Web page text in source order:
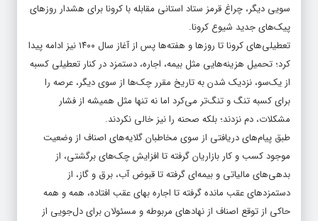
سویی دیگر، چراغ قرمز ستاد استانی مقابله با کرونا برای هشدار روزهای
پیک‌های جدید شیوع کرونا.
تعطیلی‌های کرونا تا روزها و هفته‌ها پس از آغاز سال ۱۴۰۰ نیز ادامه پیدا
کرد؛ تحمیل هزینه‌هایی مثل بیمه، اجاره، دستمزد در کنار تعطیلی کسبه
از یک‌سو، نزدیک شدن به تاریخ مقرر چک‌ها از سوی دیگر، عرصه را
برای کسبه تنگ و تنگ‌تر می‌کرد اما نه تنها مثل همیشه از فشار
مشکلات، دم نزدند؛ بلکه صحنه را نیز خالی نکردند.
طبق پیام‌های دریافتی از سوی مخاطبان گلایه‌های اصناف از وضعیت
موجود کسب و کار بازاریان گرفته تا افزایش چک‌های برگشتی، از
بدهی‌های مالیاتی و بیمه‌ای گرفته تا قبوض آب، برق و گاز، از
دستمزدهای عقب مانده گرفته تا اجاره بهای عقب افتاده، همه و همه
حاکی از توقع اصناف از نهادهای مربوطه و مسئولان برای دل‌جویی از